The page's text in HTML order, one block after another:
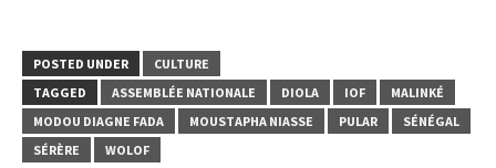
POSTED UNDER
CULTURE
TAGGED
ASSEMBLÉE NATIONALE DIOLA IOF
MALINKÉ
MODOU DIAGNE FADA
MOUSTAPHA NIASSE PULAR
SÉNÉGAL
SÉRÈRE
WOLOF